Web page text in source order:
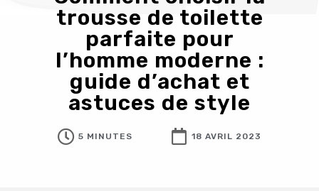
trousse de toilette
parfaite pour
l’homme moderne :
guide d’achat et
astuces de style
5 MINUTES 18 AVRIL 2023